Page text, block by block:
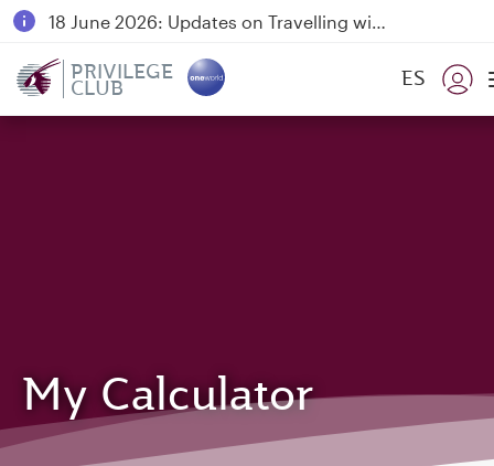
18 June 2026: Updates on Travelling with Power Banks
PRIVILEGE
CLUB ES
My Calculator